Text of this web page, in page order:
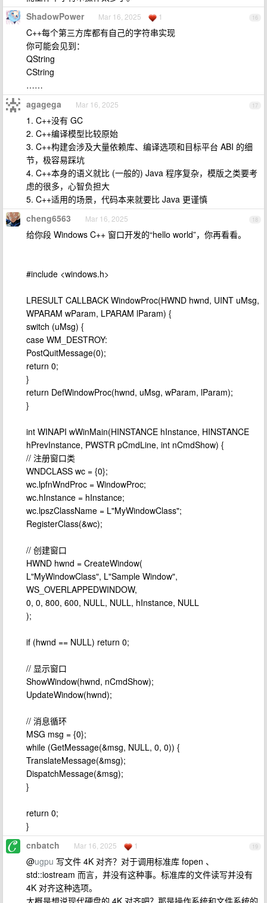
16
ShadowPower Mar 16, 2025 1
C++每个第三方库都有自己的字符串实现
你可能会见到：
QString
CString
……
17
agagega Mar 16, 2025
1. C++没有 GC
2. C++编译模型比较原始
3. C++构建会涉及大量依赖库、编译选项和目标平台 ABI 的细
节，极容易踩坑
4. C++本身的语义就比 (一般的) Java 程序复杂，模版之类要考
虑的很多，心智负担大
5. C++适用的场景，代码本来就要比 Java 更谨慎
18
cheng6563 Mar 16, 2025
给你段 Windows C++ 窗口开发的“hello world”，你再看看。
#include <windows.h>
LRESULT CALLBACK WindowProc(HWND hwnd, UINT uMsg,
WPARAM wParam, LPARAM lParam) {
switch (uMsg) {
case WM_DESTROY:
PostQuitMessage(0);
return 0;
}
return DefWindowProc(hwnd, uMsg, wParam, lParam);
}
int WINAPI wWinMain(HINSTANCE hInstance, HINSTANCE
hPrevInstance, PWSTR pCmdLine, int nCmdShow) {
// 注册窗口类
WNDCLASS wc = {0};
wc.lpfnWndProc = WindowProc;
wc.hInstance = hInstance;
wc.lpszClassName = L"MyWindowClass";
RegisterClass(&wc);
// 创建窗口
HWND hwnd = CreateWindow(
L"MyWindowClass", L"Sample Window",
WS_OVERLAPPEDWINDOW,
0, 0, 800, 600, NULL, NULL, hInstance, NULL
);
if (hwnd == NULL) return 0;
// 显示窗口
ShowWindow(hwnd, nCmdShow);
UpdateWindow(hwnd);
// 消息循环
MSG msg = {0};
while (GetMessage(&msg, NULL, 0, 0)) {
TranslateMessage(&msg);
DispatchMessage(&msg);
}
return 0;
}
19
cnbatch Mar 16, 2025 1
@ugpu 写文件 4K 对齐？对于调用标准库 fopen 、
std::iostream 而言，并没有这种事。标准库的文件读写并没有
4K 对齐这种选项。
大概是想说现代硬盘的 4K 对齐吧？那是操作系统和文件系统的